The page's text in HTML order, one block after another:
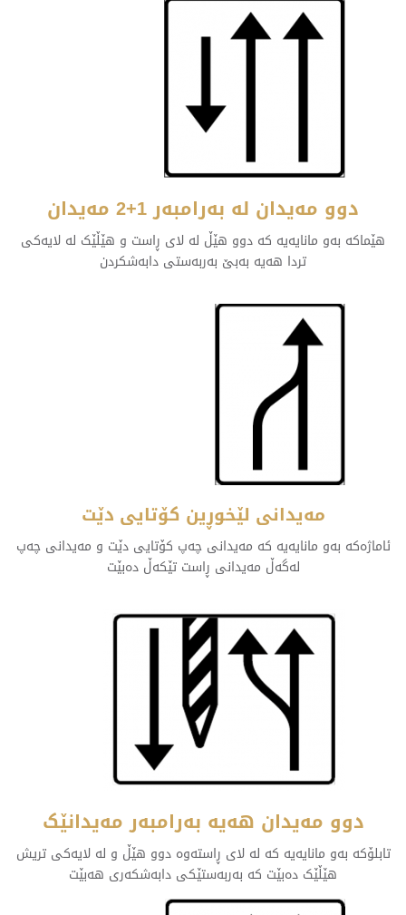
دوو مەیدان لە بەرامبەر 1+2 مەیدان
هێماکە بەو مانایەیە کە دوو هێڵ لە لای ڕاست و هێڵێک لە لایەکی
تردا هەیە بەبێ بەربەستی دابەشکردن
مەیدانی لێخوڕین کۆتایی دێت
ئاماژەکە بەو مانایەیە کە مەیدانی چەپ کۆتایی دێت و مەیدانی چەپ
لەگەڵ مەیدانی ڕاست تێکەڵ دەبێت
دوو مەیدان هەیە بەرامبەر مەیدانێک
تابلۆکە بەو مانایەیە کە لە لای ڕاستەوە دوو هێڵ و لە لایەکی تریش
هێڵێک دەبێت کە بەربەستێکی دابەشکەری هەبێت